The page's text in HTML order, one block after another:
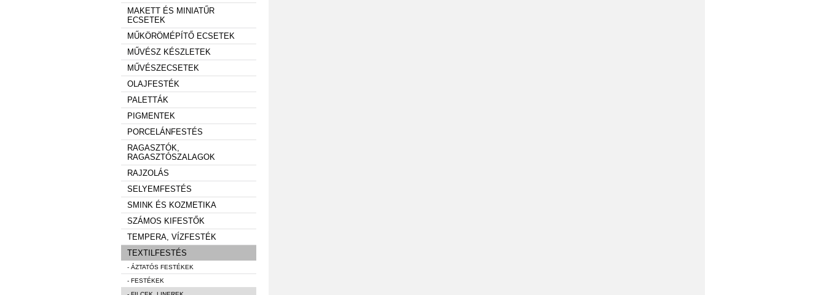
MAKETT ÉS MINIATŰR
ECSETEK
MŰKÖRÖMÉPÍTŐ ECSETEK
MŰVÉSZ KÉSZLETEK
MŰVÉSZECSETEK
OLAJFESTÉK
PALETTÁK
PIGMENTEK
PORCELÁNFESTÉS
RAGASZTÓK,
RAGASZTÓSZALAGOK
RAJZOLÁS
SELYEMFESTÉS
SMINK ÉS KOZMETIKA
SZÁMOS KIFESTŐK
TEMPERA, VÍZFESTÉK
TEXTILFESTÉS
- ÁZTATÓS FESTÉKEK
- FESTÉKEK